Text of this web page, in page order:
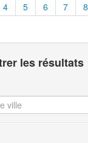
4 5 6 7 8
les résultats